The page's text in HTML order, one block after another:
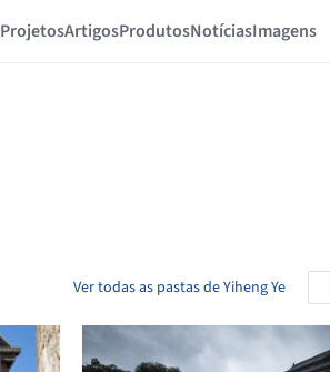
ProjetosArtigosProdutosNotíciasImagens
Ver todas as pastas de Yiheng Ye